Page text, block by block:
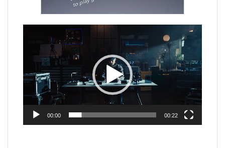
00:00 00:22